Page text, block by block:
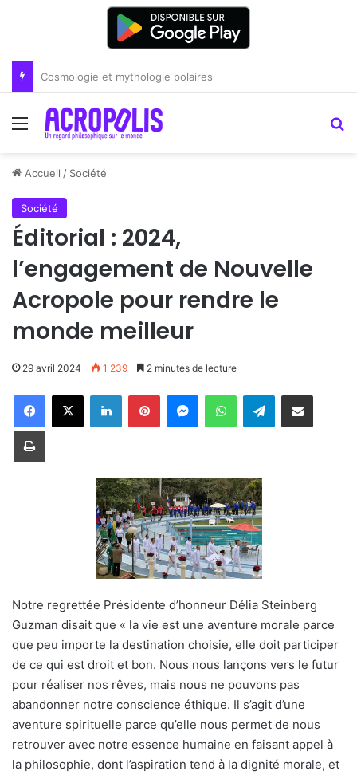
Renoir : la peinture comme un art du lien
Menu
Accueil / Société
Société
Éditorial : 2024,
l’engagement de Nouvelle
Acropole pour rendre le
monde meilleur
29 avril 2024 1 239 2 minutes de lecture
LinkedinPinterestMessengerWhatsAppTelegramPartager par email
Imprimer
Notre regrettée Présidente d’honneur Délia Steinberg
Guzman disait que « la vie est une aventure morale parce
que peu importe la destination choisie, elle doit participer
de ce qui est droit et bon. Nous nous lançons vers le futur
pour réaliser nos rêves, mais nous ne pouvons pas
abandonner notre conscience éthique. Il s’agit d’une
aventure spirituelle parce qu’elle nous permet de nous
retrouver avec notre essence humaine en faisant appel à
la philosophie, dont l’aspiration tend à la dignité morale, et